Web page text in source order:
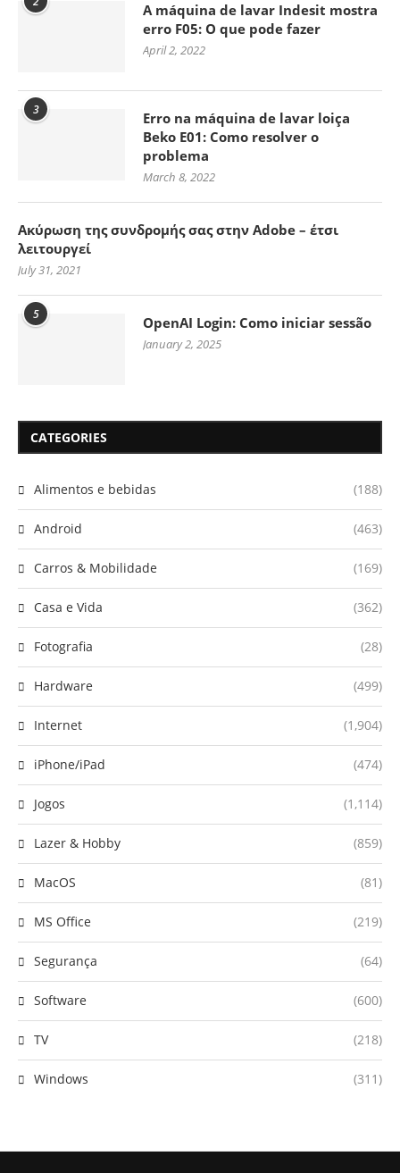
A máquina de lavar Indesit mostra
erro F05: O que pode fazer
April 2, 2022
3
Erro na máquina de lavar loiça
Beko E01: Como resolver o
problema
March 8, 2022
Ακύρωση της συνδρομής σας στην Adobe – έτσι
λειτουργεί
July 31, 2021
5 OpenAI Login: Como iniciar sessão
January 2, 2025
CATEGORIES
Alimentos e bebidas (188)
Android (463)
Carros & Mobilidade (169)
Casa e Vida (362)
Fotografia (28)
Hardware (499)
Internet (1,904)
iPhone/iPad (474)
Jogos (1,114)
Lazer & Hobby (859)
MacOS (81)
MS Office (219)
Segurança (64)
Software (600)
TV (218)
Windows (311)